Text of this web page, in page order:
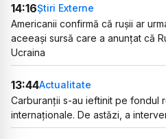
14:16Știri Externe
Americanii confirmă că rușii ar
aceeași sursă care a anunțat că
Ucraina
13:44Actualitate
Carburanții s-au ieftinit pe fondul
internaționale. De astăzi, a